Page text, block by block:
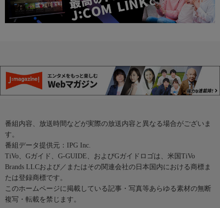
番組内容、放送時間などが実際の放送内容と異なる場合がございま
す。
番組データ提供元：IPG Inc.
TiVo、Gガイド、G-GUIDE、およびGガイドロゴは、米国TiVo
Brands LLCおよび／またはその関連会社の日本国内における商標ま
たは登録商標です。
このホームページに掲載している記事・写真等あらゆる素材の無断
複写・転載を禁じます。